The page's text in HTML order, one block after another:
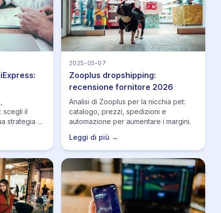
scegli il
strategia di
2025-05-07
Zooplus dropshipping:
recensione fornitore 2026
Analisi di Zooplus per la nicchia pet:
catalogo, prezzi, spedizioni e
automazione per aumentare i margini.
Leggi di più →